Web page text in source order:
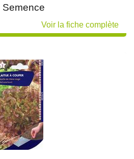
Semence
Voir la fiche complète